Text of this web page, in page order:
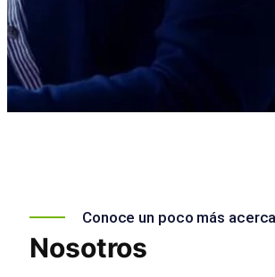
Conoce un poco más
Nosotros